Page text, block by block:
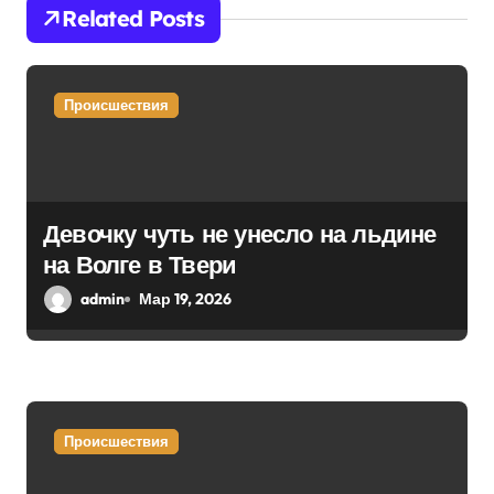
я
а
п
и
я
Related Posts
Происшествия
Девочку чуть не унесло на льдине
на Волге в Твери
admin Мар 19, 2026
Происшествия